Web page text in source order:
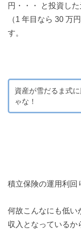
円・・・ と投資し
（1 年目なら 30 万
す。
資産が雪だるま式
ゃな！
積立保険の運用利回
何故こんなにも低い
収入となっているか